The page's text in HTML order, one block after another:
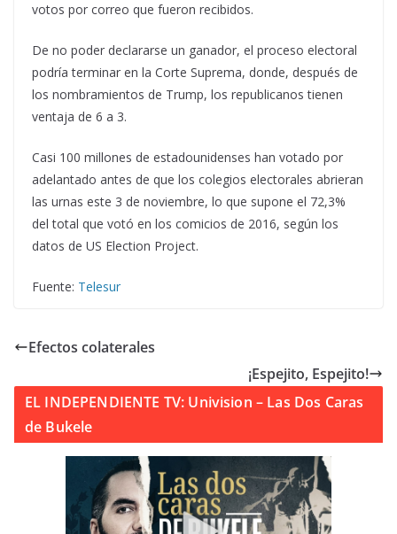
votos por correo que fueron recibidos.
De no poder declararse un ganador, el proceso electoral
podría terminar en la Corte Suprema, donde, después de
los nombramientos de Trump, los republicanos tienen
ventaja de 6 a 3.
Casi 100 millones de estadounidenses han votado por
adelantado antes de que los colegios electorales abrieran
las urnas este 3 de noviembre, lo que supone el 72,3%
del total que votó en los comicios de 2016, según los
datos de US Election Project.
Fuente: Telesur
Efectos colaterales
¡Espejito, Espejito!
EL INDEPENDIENTE TV: Univision – Las Dos Caras
de Bukele